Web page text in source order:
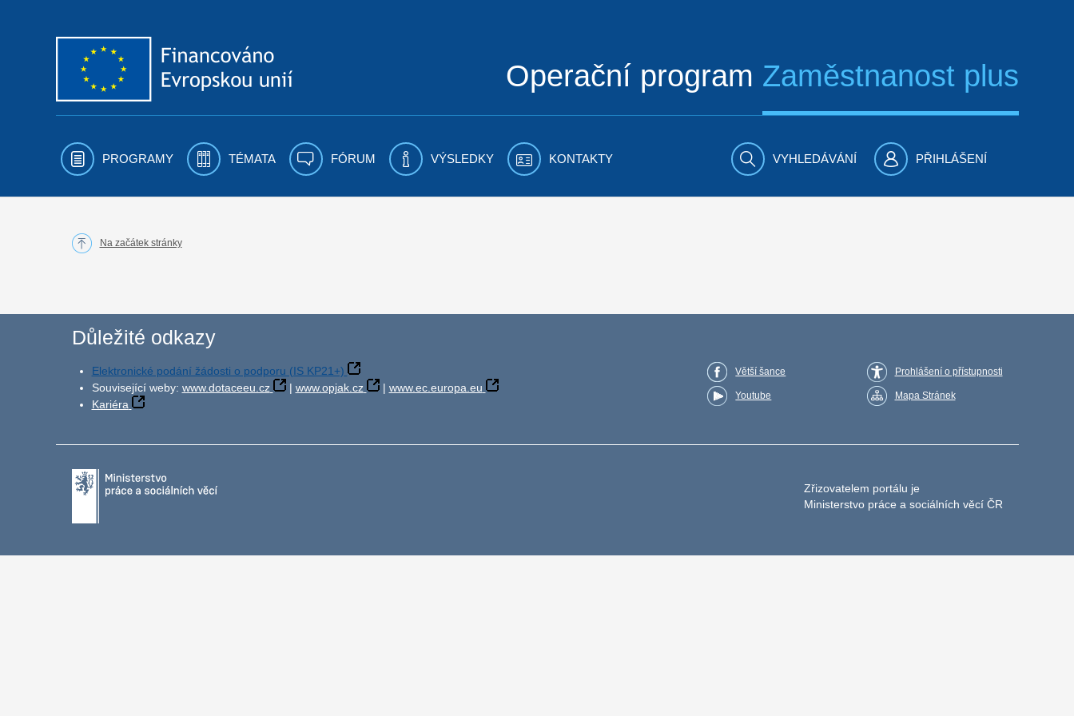
Operační program Zaměstnanost plus
PROGRAMY TÉMATA FÓRUM VÝSLEDKY KONTAKTY VYHLEDÁVÁNÍ PŘIHLÁŠENÍ
Na začátek stránky
Důležité odkazy
Elektronické podání žádosti o podporu (IS KP21+)
Související weby: www.dotaceeu.cz | www.opjak.cz | www.ec.europa.eu
Kariéra
Větší šance
Youtube
Prohlášení o přístupnosti
Mapa Stránek
Zřizovatelem portálu je
Ministerstvo práce a sociálních věcí ČR